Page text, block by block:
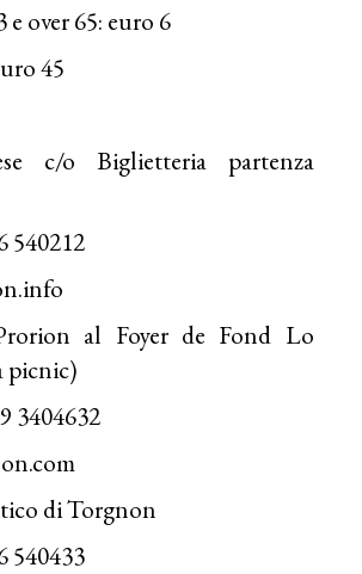
over 65: euro 6
45
c/o Biglietteria partenza
540212
al Foyer de Fond Lo
picnic)
3404632
di Torgnon
540433